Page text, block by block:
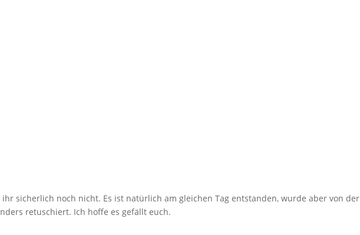
ihr sicherlich noch nicht. Es ist natürlich am gleichen Tag entstanden, wurde aber von der
retuschiert. Ich hoffe es gefällt euch.